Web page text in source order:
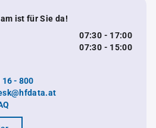
ist für Sie da!
07:30 - 17:00
07:30 - 15:00
16 - 800